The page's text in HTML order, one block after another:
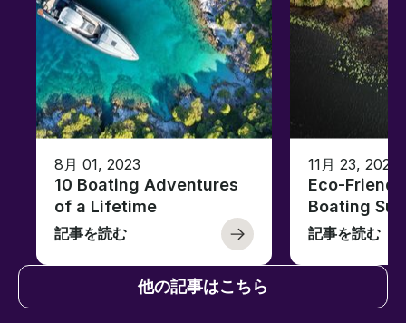
8月 01, 2023
10 Boating Adventures
of a Lifetime
記事を読む
11月 23, 2022
Eco-
Boating
記事を読む
他の記事はこちら